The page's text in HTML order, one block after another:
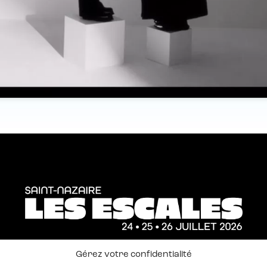
Gérez votre confidentialité